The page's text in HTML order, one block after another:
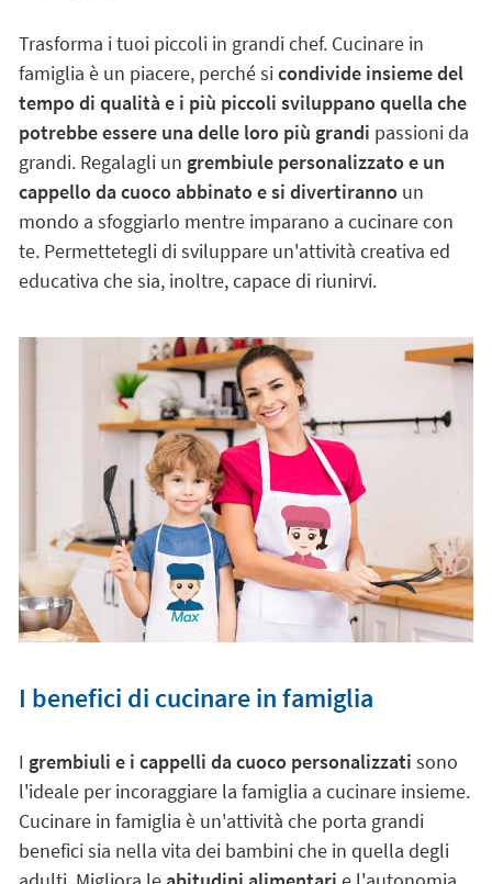
Cucinare: una passione da condividere in
famiglia
Trasforma i tuoi piccoli in grandi chef. Cucinare in
famiglia è un piacere, perché si
condivide insieme del
tempo di qualità e i più piccoli sviluppano quella che
potrebbe essere una delle loro più grandi
cappello da cuoco abbinato e si divertiranno un
mondo a sfoggiarlo mentre imparano a cucinare con
te. Permettetegli di sviluppare un'attività creativa ed
educativa che sia, inoltre, capace di riunirvi.
I benefici di cucinare in famiglia